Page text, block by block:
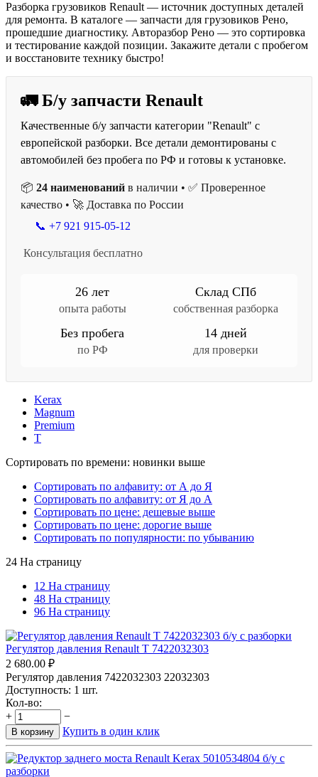
Разборка грузовиков Renault — источник доступных деталей
для ремонта. В каталоге — запчасти для грузовиков Рено,
прошедшие диагностику. Авторазбор Рено — это сортировка
и тестирование каждой позиции. Закажите детали с пробегом
и восстановите технику быстро!
🚛 Б/у запчасти Renault
Качественные б/у запчасти категории "Renault" с
европейской разборки. Все детали демонтированы с
автомобилей без пробега по РФ и готовы к установке.
📦 24 наименований в наличии • ✅ Проверенное
качество • 🚀 Доставка по России
📞 +7 921 915-05-12
Консультация бесплатно
26 лет
опыта работы
Склад СПб
собственная разборка
Без пробега
по РФ
14 дней
для проверки
Kerax
Magnum
Premium
T
Сортировать по времени: новинки выше
Сортировать по алфавиту: от А до Я
Сортировать по алфавиту: от Я до А
Сортировать по цене: дешевые выше
Сортировать по цене: дорогие выше
Сортировать по популярности: по убыванию
24 На страницу
12 На страницу
48 На страницу
96 На страницу
Регулятор давления Renault T 7422032303
2 680.00 ₽
Регулятор давления 7422032303 22032303
Доступность: 1 шт.
Кол-во:
+
−
В корзину Купить в один клик